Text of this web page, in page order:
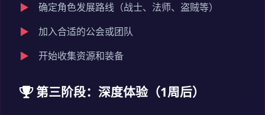
确定角色发展路线（战士、法师、盗贼等）
加入合适的公会或团队
开始收集资源和装备
第三阶段：深度体验（1周后）